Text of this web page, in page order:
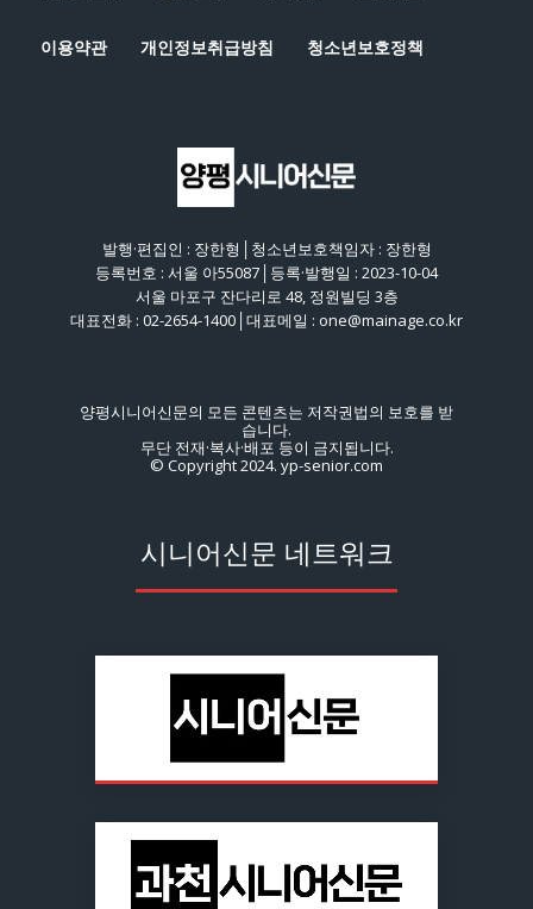
이용약관 개인정보취급방침 청소년보호정책
발행·편집인 : 장한형│청소년보호책임자 : 장한형
등록번호 : 서울 아55087│등록·발행일 : 2023-10-04
서울 마포구 잔다리로 48, 정원빌딩 3층
대표전화 : 02-2654-1400│대표메일 : one@mainage.co.kr
양평시니어신문의 모든 콘텐츠는 저작권법의 보호를 받
습니다.
무단 전재·복사·배포 등이 금지됩니다.
© Copyright 2024. yp-senior.com
시니어신문 네트워크